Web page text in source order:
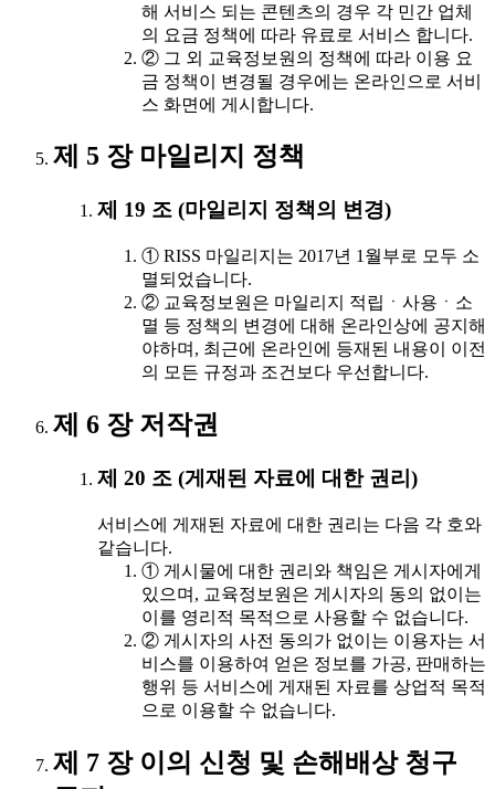
해 서비스 되는 콘텐츠의 경우 각 민간 업체
의 요금 정책에 따라 유료로 서비스 합니다.
② 그 외 교육정보원의 정책에 따라 이용 요
금 정책이 변경될 경우에는 온라인으로 서비
스 화면에 게시합니다.
제 5 장 마일리지 정책
제 19 조 (마일리지 정책의 변경)
① RISS 마일리지는 2017년 1월부로 모두 소
멸되었습니다.
② 교육정보원은 마일리지 적립ㆍ사용ㆍ소
멸 등 정책의 변경에 대해 온라인상에 공지해
야하며, 최근에 온라인에 등재된 내용이 이전
의 모든 규정과 조건보다 우선합니다.
제 6 장 저작권
제 20 조 (게재된 자료에 대한 권리)
서비스에 게재된 자료에 대한 권리는 다음 각 호와
같습니다.
① 게시물에 대한 권리와 책임은 게시자에게
있으며, 교육정보원은 게시자의 동의 없이는
이를 영리적 목적으로 사용할 수 없습니다.
② 게시자의 사전 동의가 없이는 이용자는 서
비스를 이용하여 얻은 정보를 가공, 판매하는
행위 등 서비스에 게재된 자료를 상업적 목적
으로 이용할 수 없습니다.
제 7 장 이의 신청 및 손해배상 청구